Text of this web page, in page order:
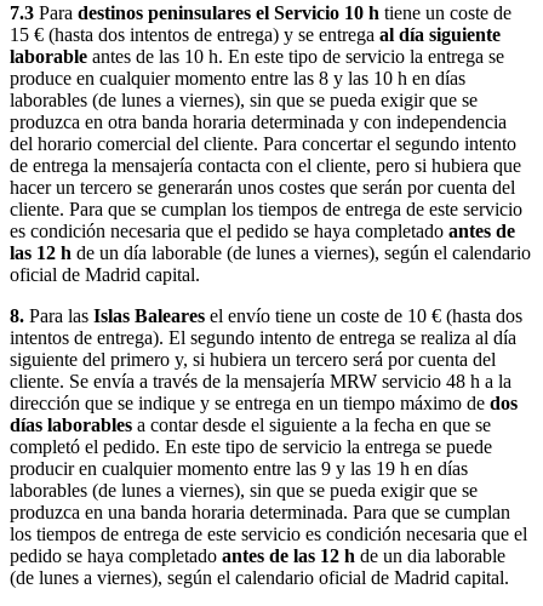
7.3 Para destinos peninsulares el Servicio 10 h tiene un coste de
15 € (hasta dos intentos de entrega) y se entrega al día siguiente
laborable antes de las 10 h. En este tipo de servicio la entrega se
produce en cualquier momento entre las 8 y las 10 h en días
laborables (de lunes a viernes), sin que se pueda exigir que se
produzca en otra banda horaria determinada y con independencia
del horario comercial del cliente. Para concertar el segundo intento
de entrega la mensajería contacta con el cliente, pero si hubiera que
hacer un tercero se generarán unos costes que serán por cuenta del
cliente. Para que se cumplan los tiempos de entrega de este servicio
es condición necesaria que el pedido se haya completado antes de
las 12 h de un día laborable (de lunes a viernes), según el calendario
oficial de Madrid capital.
8. Para las Islas Baleares el envío tiene un coste de 10 € (hasta dos
intentos de entrega). El segundo intento de entrega se realiza al día
siguiente del primero y, si hubiera un tercero será por cuenta del
cliente. Se envía a través de la mensajería MRW servicio 48 h a la
dirección que se indique y se entrega en un tiempo máximo de dos
días laborables a contar desde el siguiente a la fecha en que se
completó el pedido. En este tipo de servicio la entrega se puede
producir en cualquier momento entre las 9 y las 19 h en días
laborables (de lunes a viernes), sin que se pueda exigir que se
produzca en una banda horaria determinada. Para que se cumplan
los tiempos de entrega de este servicio es condición necesaria que el
pedido se haya completado antes de las 12 h de un dia laborable
(de lunes a viernes), según el calendario oficial de Madrid capital.